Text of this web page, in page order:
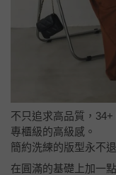
不只追求高品質，
專櫃級的高級感。
簡約洗練的版型永不
在圓滿的基礎上加一